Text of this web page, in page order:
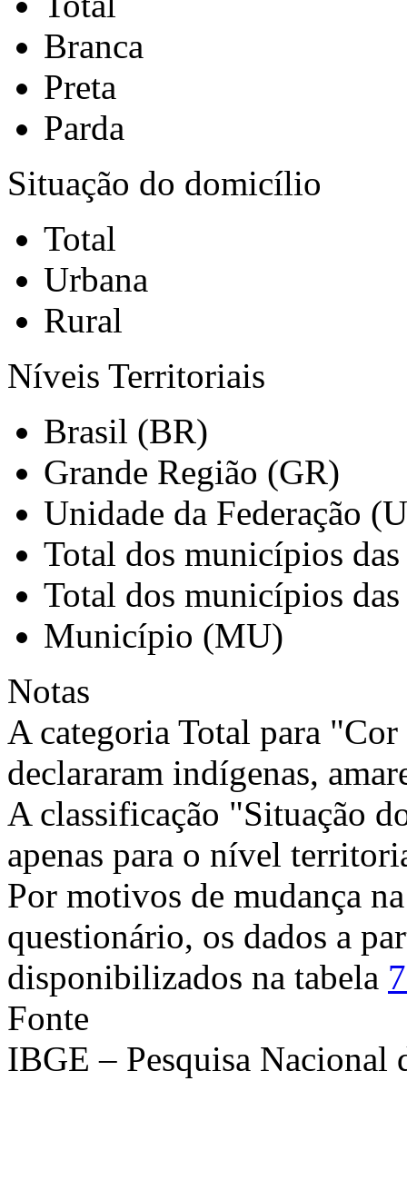
Branca
Preta
Parda
Situação do domicílio
Total
Urbana
Rural
Níveis Territoriais
Brasil (BR)
Grande Região (GR)
Unidade da Federação
Total dos municípios
Total dos municípios
Município (MU)
Notas
A categoria Total para
declararam indígenas,
A classificação "Situação
apenas para o nível
Por motivos de mudança
questionário, os dados a
disponibilizados na tabela
Fonte
IBGE – Pesquisa Nacional